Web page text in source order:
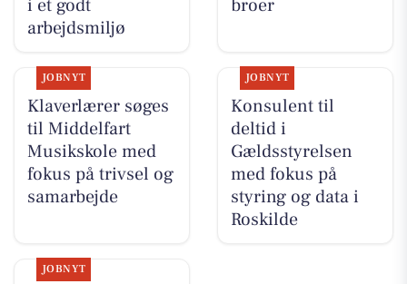
i et godt
arbejdsmiljø
broer
JOBNYT
Klaverlærer søges
til Middelfart
Musikskole med
fokus på trivsel og
samarbejde
JOBNYT
Konsulent til
deltid i
Gældsstyrelsen
med fokus på
styring og data i
Roskilde
JOBNYT